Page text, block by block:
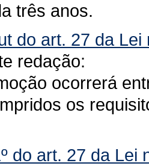
três anos.
do art. 27 da Lei
redação:
ocorrerá
os
do art. 27 da Lei